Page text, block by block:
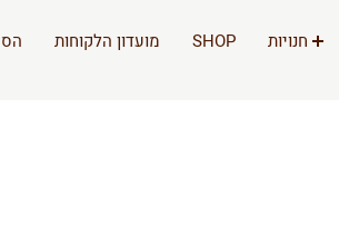
חנויות SHOP מועדון הלקוחות